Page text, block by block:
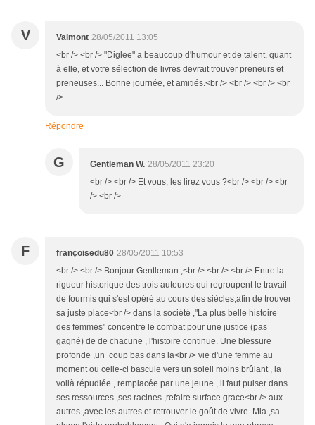
V Valmont 28/05/2011 13:05
<br /> <br /> "Diglee" a beaucoup d'humour et de talent, quant
à elle, et votre sélection de livres devrait trouver preneurs et
preneuses... Bonne journée, et amitiés.<br /> <br /> <br /> <br
/>
Répondre
G Gentleman W. 28/05/2011 23:20
<br /> <br /> Et vous, les lirez vous ?<br /> <br /> <br
/> <br />
F françoisedu80 28/05/2011 10:53
<br /> <br /> Bonjour Gentleman ,<br /> <br /> <br /> Entre la
rigueur historique des trois auteures qui regroupent le travail
de fourmis qui s'est opéré au cours des siècles,afin de trouver
sa juste place<br /> dans la société ,"La plus belle histoire
des femmes" concentre le combat pour une justice (pas
gagné) de de chacune , l'histoire continue. Une blessure
profonde ,un coup bas dans la<br /> vie d'une femme au
moment ou celle-ci bascule vers un soleil moins brûlant , la
voilà répudiée , remplacée par une jeune , il faut puiser dans
ses ressources ,ses racines ,refaire surface grace<br /> aux
autres ,avec les autres et retrouver le goût de vivre .Mia ,sa